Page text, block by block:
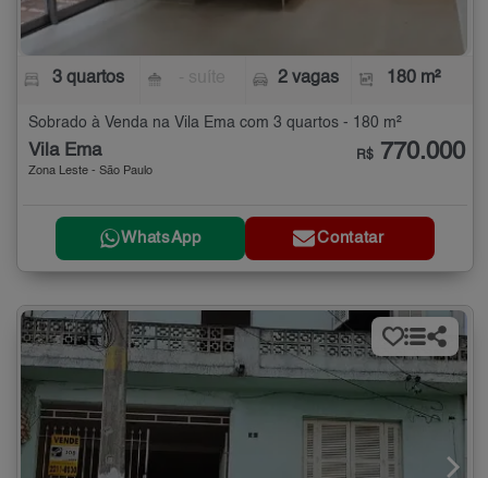
3 quartos 2 vagas 180 m²
Sobrado à Venda na Vila Ema com 3 quartos - 180 m²
Vila Ema
Zona Leste - São Paulo
R$ 770.000
WhatsApp Contatar